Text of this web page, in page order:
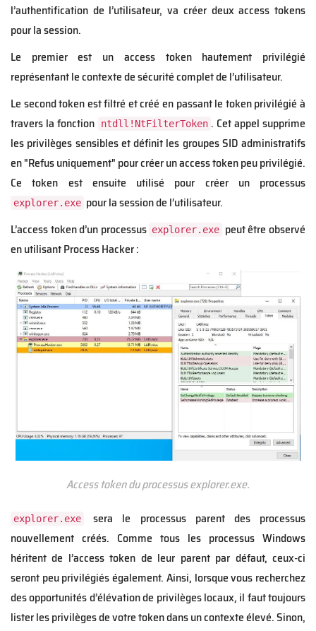
l’authentification de l’utilisateur, va créer deux access tokens
pour la session.
Le premier est un access token hautement privilégié
représentant le contexte de sécurité complet de l’utilisateur.
Le second token est filtré et créé en passant le token privilégié à
travers la fonction
ntdll!NtFilterToken . Cet appel supprime
les privilèges sensibles et définit les groupes SID administratifs
en "Refus uniquement" pour créer un access token peu privilégié.
Ce token est ensuite utilisé pour créer un processus
explorer.exe pour la session de l’utilisateur.
L’access token d’un processus explorer.exe peut être observé
en utilisant Process Hacker :
Access token du processus explorer.exe.
explorer.exe
sera le processus parent des processus
nouvellement créés. Comme tous les processus Windows
héritent de l’access token de leur parent par défaut, ceux-ci
seront peu privilégiés également. Ainsi, lorsque vous recherchez
des opportunités d’élévation de privilèges locaux, il faut toujours
lister les privilèges de votre token dans un contexte élevé. Sinon,